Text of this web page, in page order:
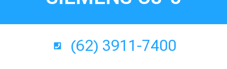
(62) 3911-7400